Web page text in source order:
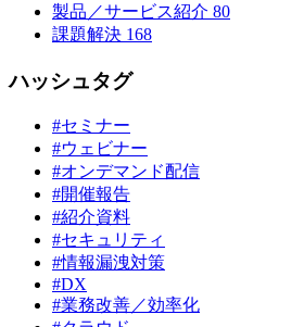
製品／サービス紹介 80
課題解決 168
ハッシュタグ
#セミナー
#ウェビナー
#オンデマンド配信
#開催報告
#紹介資料
#セキュリティ
#情報漏洩対策
#DX
#業務改善／効率化